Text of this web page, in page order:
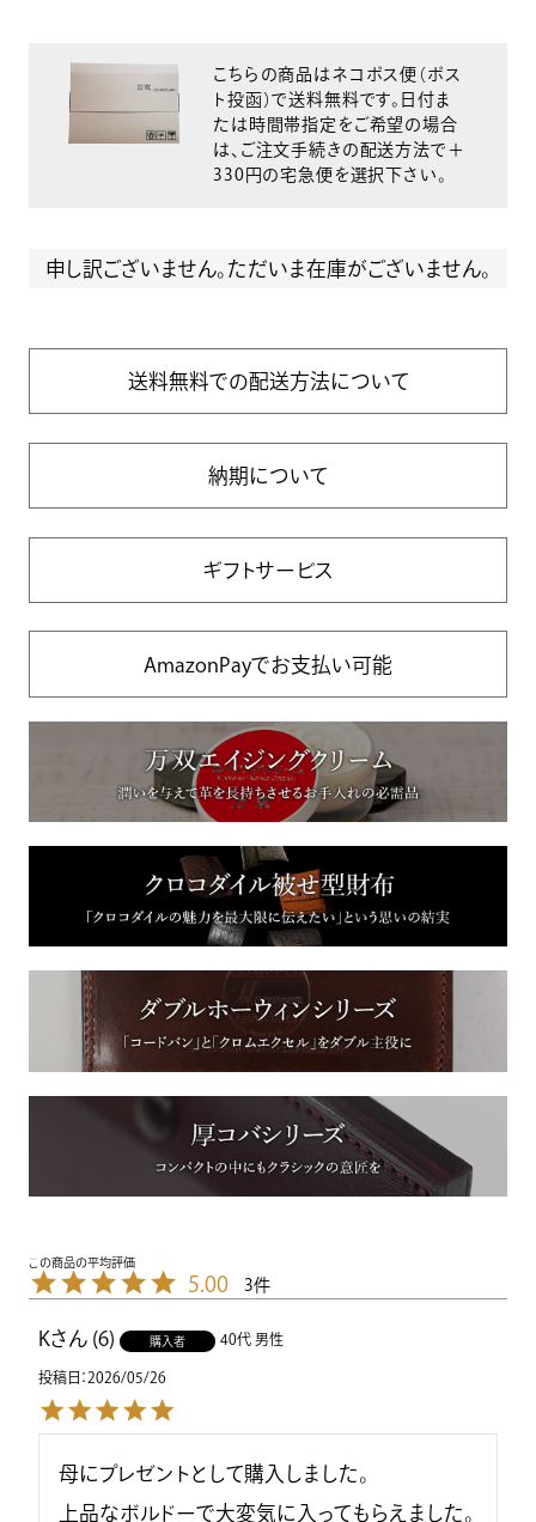
こちらの商品はネコポス便（ポス
ト投函）で送料無料です。日付ま
たは時間帯指定をご希望の場合
は、ご注文手続きの配送方法で＋
330円の宅急便を選択下さい。
申し訳ございません。ただいま在庫がございません。
送料無料での配送方法について
納期について
ギフトサービス
AmazonPayでお支払い可能
5.00 3
K 6 購入者 40代 男性
投稿日 2026/05/26
母にプレゼントとして購入しました。
上品なボルドーで大変気に入ってもらえました。